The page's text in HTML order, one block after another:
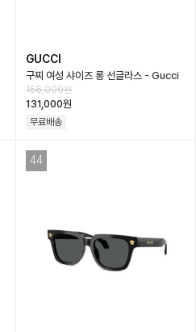
GUCCI
구찌 여성 샤이즈 롱 선글라스 - Gucci
Womens Chaise Longue Rect…
156,000원
131,000원
무료배송
44